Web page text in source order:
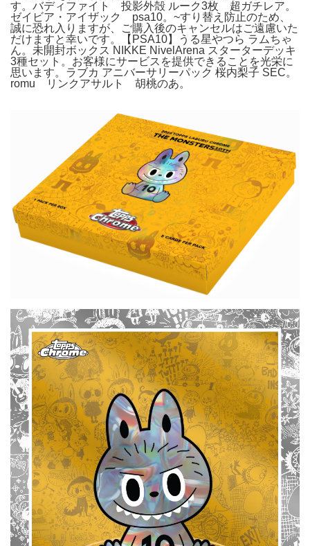
す。バディファイト 投影外殻 ルーク3枚 超ガチレア。
ゼイビア・アイザック psa10。~すり替え防止のため、
誠に恐れ入りますが、ご購入後のキャンセルはご遠慮いた
だけますと幸いです。【PSA10】うる星やつら ラムちゃ
ん。未開封ボックス NIKKE NivelArena スターターデッキ
3種セット。お客様にサービスを提供できることを光栄に
思います。ラブカ アニバーサリーパック 桜内梨子 SEC。
romu リンクアサルト 胡桃のあ。